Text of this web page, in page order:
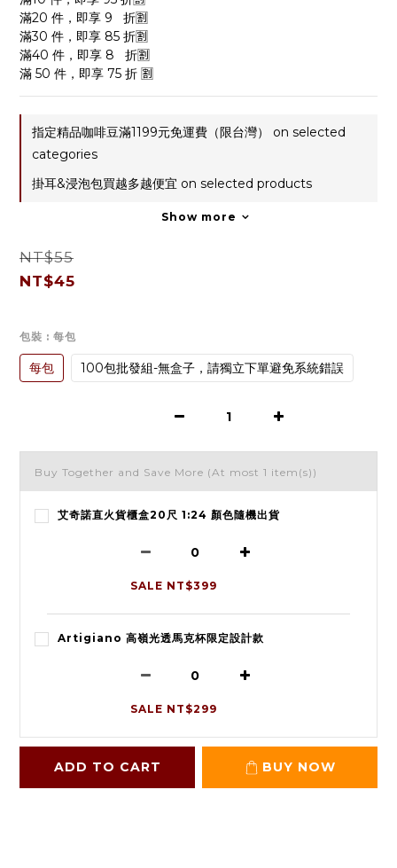
滿20 件，即享 9   折🈹
滿30 件，即享 85 折🈹
滿40 件，即享 8   折🈹
滿 50 件，即享 75 折 🈹
指定精品咖啡豆滿1199元免運費（限台灣） on selected
categories
掛耳&浸泡包買越多越便宜 on selected products
Show more
NT$55
NT$45
包裝 : 每包
每包 100包批發組-無盒子，請獨立下單避免系統錯誤
Buy Together and Save More (At most 1 item(s))
艾奇諾直火貨櫃盒20尺 1:24 顏色隨機出貨
SALE NT$399
Artigiano 高嶺光透馬克杯限定設計款
SALE NT$299
ADD TO CART BUY NOW